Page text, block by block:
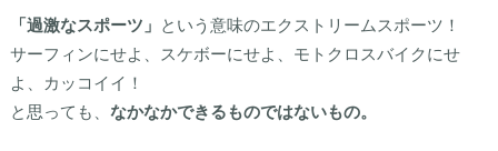
「過激なスポーツ」 という意味のエクストリームスポーツ！
サーフィンにせよ、スケボーにせよ、モトクロスバイクにせ
よ、カッコイイ！
と思っても、 なかなかできるものではないもの。